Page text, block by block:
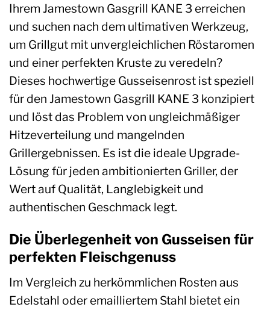
Ihrem Jamestown Gasgrill KANE 3 erreichen
und suchen nach dem ultimativen Werkzeug,
um Grillgut mit unvergleichlichen Röstaromen
und einer perfekten Kruste zu veredeln?
Dieses hochwertige Gusseisenrost ist speziell
für den Jamestown Gasgrill KANE 3 konzipiert
und löst das Problem von ungleichmäßiger
Hitzeverteilung und mangelnden
Grillergebnissen. Es ist die ideale Upgrade-
Lösung für jeden ambitionierten Griller, der
Wert auf Qualität, Langlebigkeit und
authentischen Geschmack legt.
Die Überlegenheit von Gusseisen für
perfekten Fleischgenuss
Im Vergleich zu herkömmlichen Rosten aus
Edelstahl oder emailliertem Stahl bietet ein